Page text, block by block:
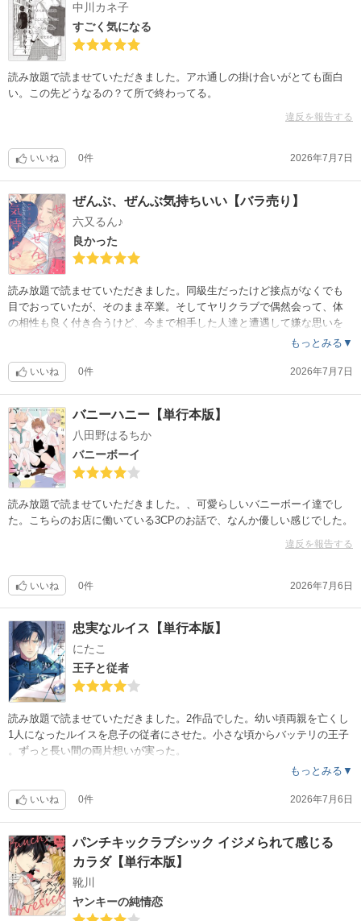
中川カネ子
すごく気になる
読み放題で読ませていただきました。アホ通しの掛け合いがとても面白
い。この先どうなるの？て所で終わってる。
違反を報告する
いいね 0件 2026年7月7日
ぜんぶ、ぜんぶ気持ちいい【バラ売り】
六又るん♪
良かった
読み放題で読ませていただきました。同級生だったけど接点がなくでも
目でおっていたが、そのまま卒業。そしてヤリクラブで偶然会って、体
の相性も良く付き合うけど、今まで相手した人達と遭遇して嫌な思いを
させるから別れる。でも好きな人の為って思ってても、相手はそんな事
ないのですが、気持ちの揺れは伝わってきた。私はこじさんの人生が気
もっとみる▼
いいね 0件 2026年7月7日
バニーハニー【単行本版】
八田野はるちか
バニーボーイ
読み放題で読ませていただきました。、可愛らしいバニーボーイ達でし
た。こちらのお店に働いている3CPのお話で、なんか優しい感じでした。
違反を報告する
いいね 0件 2026年7月6日
忠実なルイス【単行本版】
にたこ
王子と従者
読み放題で読ませていただきました。2作品でした。幼い頃両親を亡くし
1人になったルイスを息子の従者にさせた。小さな頃からバッテリの王子
。ずっと長い間の両片想いが実った。
もっとみる▼
いいね 0件 2026年7月6日
パンチキックラブシック イジメられて感じる
カラダ【単行本版】
靴川
ヤンキーの純情恋